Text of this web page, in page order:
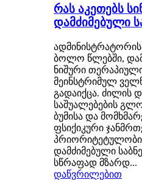
რას აკეთებს
დამძიმებული
ადმინისტრატორის
ბოლო წლებში,
ნიშური
მეინსტრიმულ
გადაიქცა. ძილის
საშუალებების
ბუმისა და
ფსიქიკური
დამძიმებული
სწრაფად მზარდ...
დაწვრილებით